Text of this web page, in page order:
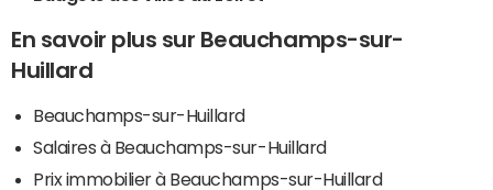
En savoir plus sur Beauchamps-sur-
Huillard
Beauchamps-sur-Huillard
Salaires à Beauchamps-sur-Huillard
Prix immobilier à Beauchamps-sur-Huillard